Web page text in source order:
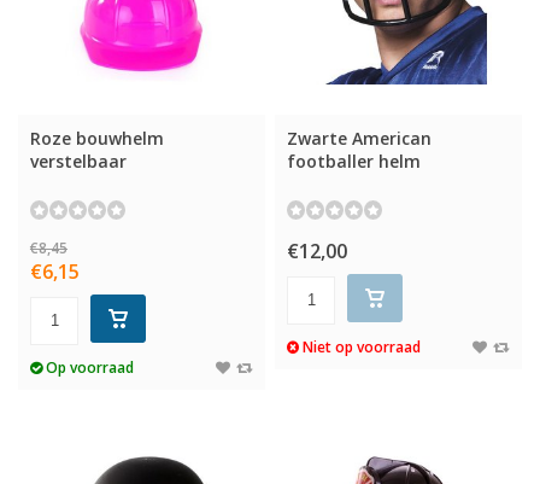
Roze bouwhelm
verstelbaar
€8,45
€6,15
Op voorraad
Zwarte American
footballer helm
€12,00
Niet op voorraad